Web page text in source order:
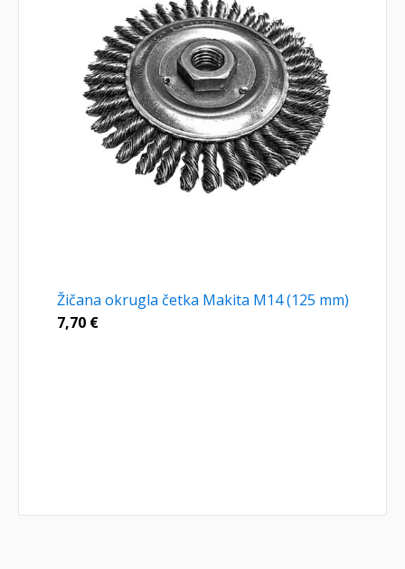
Žičana okrugla četka Makita M14 (125 mm)
7,70 €